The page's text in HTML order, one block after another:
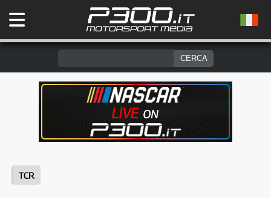
TCR